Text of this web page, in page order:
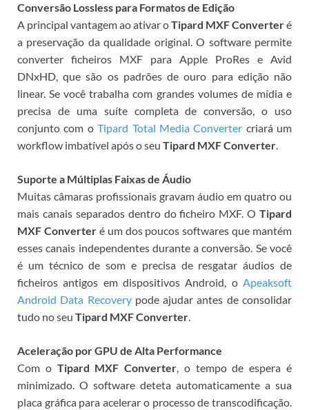
Conversão Lossless para Formatos de Edição
A principal vantagem ao ativar oTipard MXF Converteré
a preservação da qualidade original. O software permite
converter ficheiros MXF para Apple ProRes e Avid
DNxHD, que são os padrões de ouro para edição não
linear. Se você trabalha com grandes volumes de mídia e
precisa de uma suíte completa de conversão, o uso
conjunto com oTipard Total Media Converter criará um
workflow imbatível após o seu Tipard MXF Converter.
Suporte a Múltiplas Faixas de Áudio
Muitas câmaras profissionais gravam áudio em quatro ou
mais canais separados dentro do ficheiro MXF. O Tipard
MXF Converteré um dos poucos softwares que mantém
esses canais independentes durante a conversão. Se você
é um técnico de som e precisa de resgatar áudios de
ficheiros antigos em dispositivos Android, o Apeaksoft
Android Data Recoverypode ajudar antes de consolidar
tudo no seu Tipard MXF Converter.
Aceleração por GPU de Alta Performance
Com o Tipard MXF Converter, o tempo de espera é
minimizado. O software deteta automaticamente a sua
placa gráfica para acelerar o processo de transcodificação.